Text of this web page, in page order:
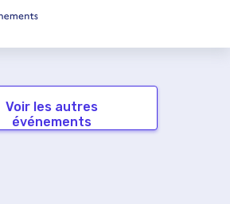
Voir les autres
événements